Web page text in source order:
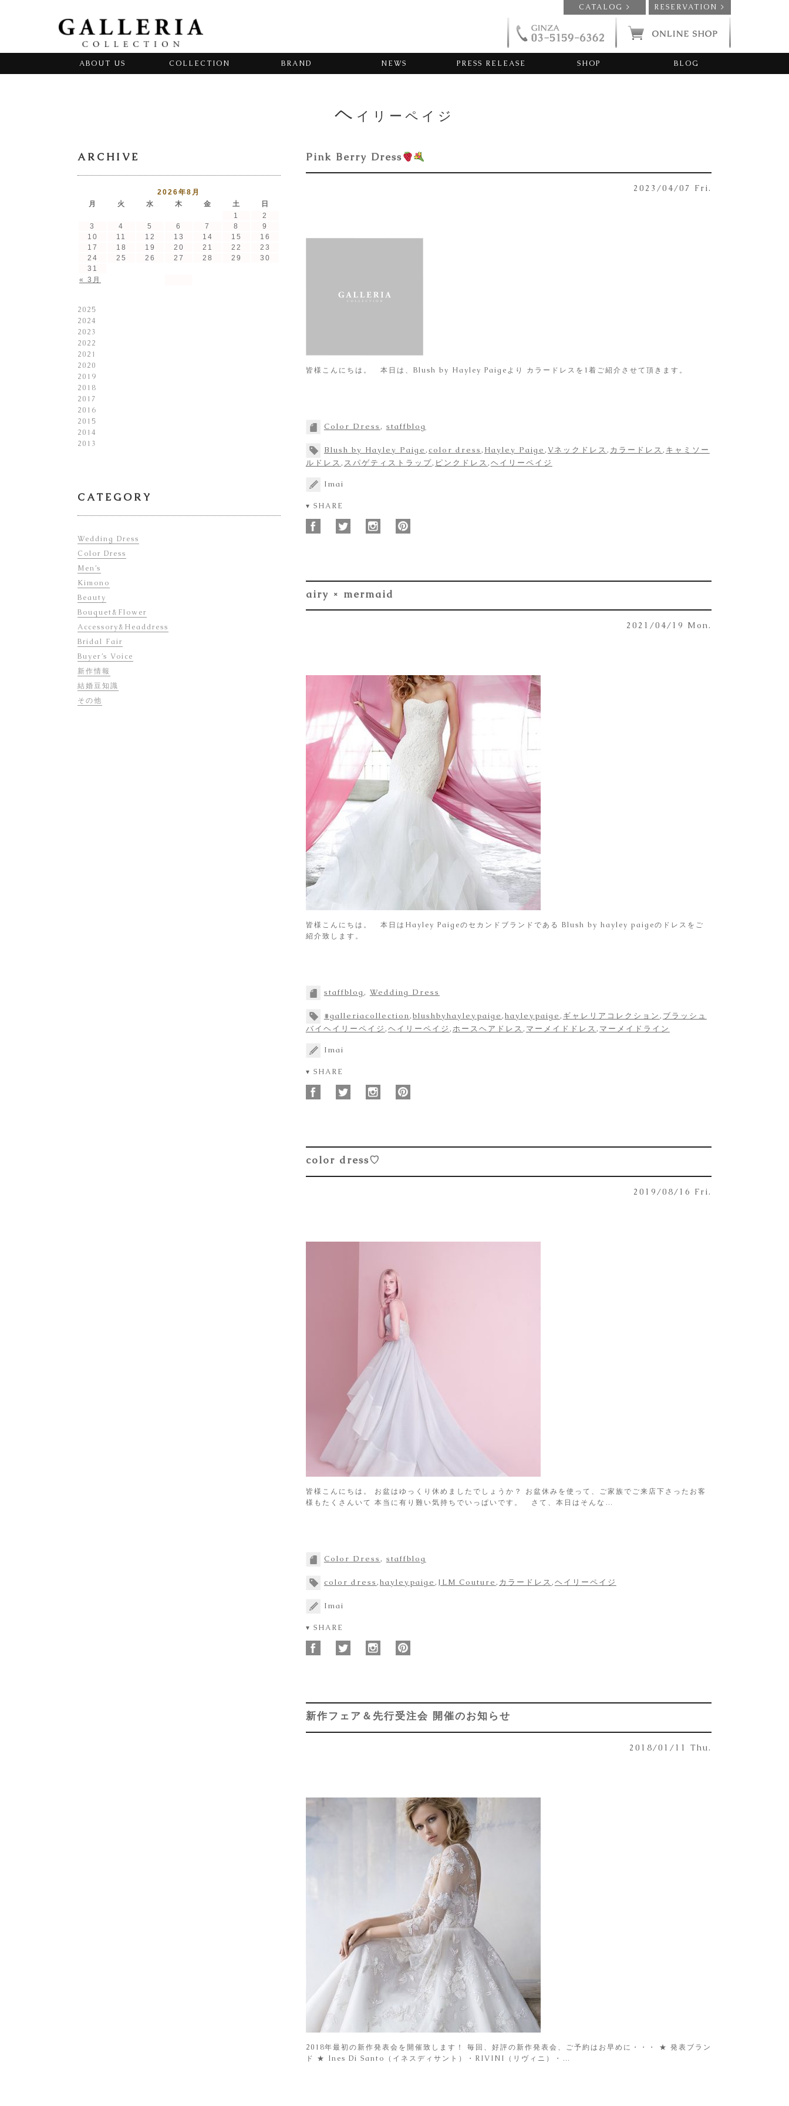
CATALOG > RESERVATION >
ABOUT US COLLECTION BRAND NEWS PRESS RELEASE SHOP BLOG
ヘ イリーペイジ
Pink Berry Dress
2023/04/07 Fri.
皆様こんにちは。 本日は、Blush by Hayley Paigeより カラードレスを1着ご紹介させて頂きます。
Color Dress , staffblog
Blush by Hayley Paige ,color dress , Hayley Paige ,Vネックドレス , カラードレス , キャミソー
ルドレス , スパゲティストラップ, ピンクドレス ,ヘイリーペイジ
Imai
▾ SHARE
airy × mermaid
2021/04/19 Mon.
皆様こんにちは。 本日はHayley Paigeのセカンドブランドである Blush by hayley paigeのドレスをご
紹介致します。
staffblog , Wedding Dress
#galleriacollection,blushbyhayleypaige ,hayleypaige , ギャレリアコレクション , ブラッシュ
バイヘイリーペイジ ,ヘイリーペイジ ,ホースヘアドレス , マーメイドドレス , マーメイドライン
Imai
▾ SHARE
color dress♡
2019/08/16 Fri.
皆様こんにちは。 お盆はゆっくり休めましたでしょうか？ お盆休みを使って、ご家族でご来店下さったお客
様もたくさんいて 本当に有り難い気持ちでいっぱいです。 さて、本日はそんな…
Color Dress , staffblog
color dress ,hayleypaige , JLM Couture , カラードレス ,ヘイリーペイジ
Imai
▾ SHARE
新作フェア＆先行受注会 開催のお知らせ
2018/01/11 Thu.
2018年最初の新作発表会を開催致します！ 毎回、好評の新作発表会、ご予約はお早めに・・・ ★ 発表ブラン
ド ★ Ines Di Santo（イネスディサント）・RIVINI（リヴィニ）・…
ARCHIVE
2026年8月
月
火 水 木 金 土 日
« 3月
1
2
3
4 5 6 7 8
9
10
11 12 13 14 15
16
17
18 19 20 21 22
23
24
25 26 27 28 29
30
31
2025
2024
2023
2022
2021
2020
2019
2018
2017
2016
2015
2014
2013
CATEGORY
Wedding Dress
Color Dress
Men’s
Kimono
Beauty
Bouquet&Flower
Accessory&Headdress
Bridal Fair
Buyer’s Voice
新作情報
結婚豆知識
その他